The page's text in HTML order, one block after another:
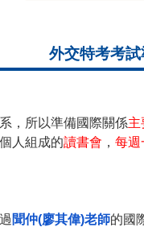
外交特考考
，所以準備國際關係主
人組成的讀書會 ， 每週
聞仲(廖其偉)老師的國